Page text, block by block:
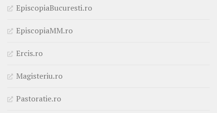
EpiscopiaBucuresti.ro
EpiscopiaMM.ro
Ercis.ro
Magisteriu.ro
Pastoratie.ro